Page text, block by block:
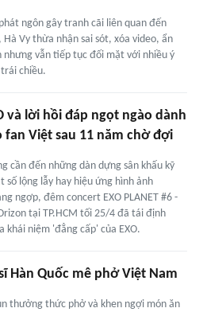
ngôn gây tranh cãi liên quan đến
Hà Vy thừa nhận sai sót, xóa video, ẩn
nhưng vẫn tiếp tục đối mặt với nhiều ý
chiều.
và lời hồi đáp ngọt ngào dành
fan Việt sau 11 năm chờ đợi
cần đến những dàn dựng sân khấu kỹ
số lộng lẫy hay hiệu ứng hình ảnh
ngợp, đêm concert EXO PLANET #6 -
tại TP.HCM tối 25/4 đã tái định
khái niệm 'đẳng cấp' của EXO.
Hàn Quốc mê phở Việt Nam
thưởng thức phở và khen ngợi món ăn